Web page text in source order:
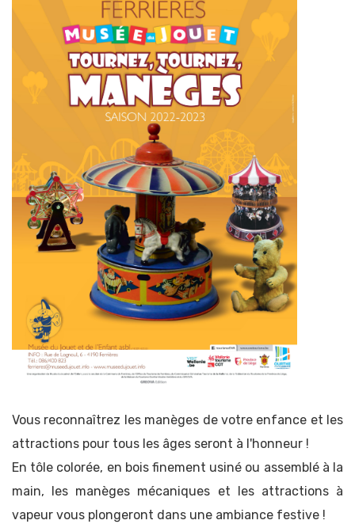
Vous reconnaîtrez les manèges de votre enfance et les
attractions pour tous les âges seront à l'honneur !
En tôle colorée, en bois finement usiné ou assemblé à la
main, les manèges mécaniques et les attractions à
vapeur vous plongeront dans une ambiance festive !